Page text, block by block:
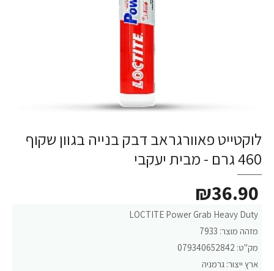
לוקטייט פאוורגראב דבק בנייה בגוון שקוף
460 גרם - מבית יעקבי
LOCTITE Power Grab Heavy Duty
מזהה מוצר: 7933
מק"ט: 079340652842
ארץ ייצור: גרמניה
₪36.90